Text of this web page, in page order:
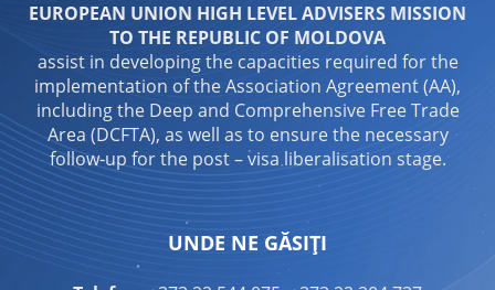
EUROPEAN UNION HIGH LEVEL ADVISERS MISSION
TO THE REPUBLIC OF MOLDOVA
assist in developing the capacities required for the
implementation of the Association Agreement (AA),
including the Deep and Comprehensive Free Trade
Area (DCFTA), as well as to ensure the necessary
follow-up for the post – visa liberalisation stage.
UNDE NE GĂSIȚI